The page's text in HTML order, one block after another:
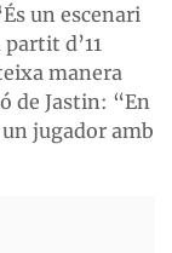
un escenari
d’11
manera
de Jastin: “En
jugador amb